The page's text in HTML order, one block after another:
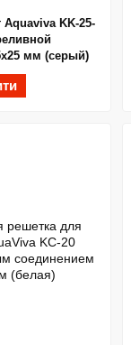
KK-25-
мм (серый)